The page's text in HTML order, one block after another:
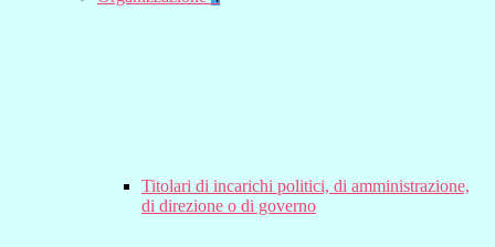
Titolari di incarichi politici, di amministrazione,
di direzione o di governo